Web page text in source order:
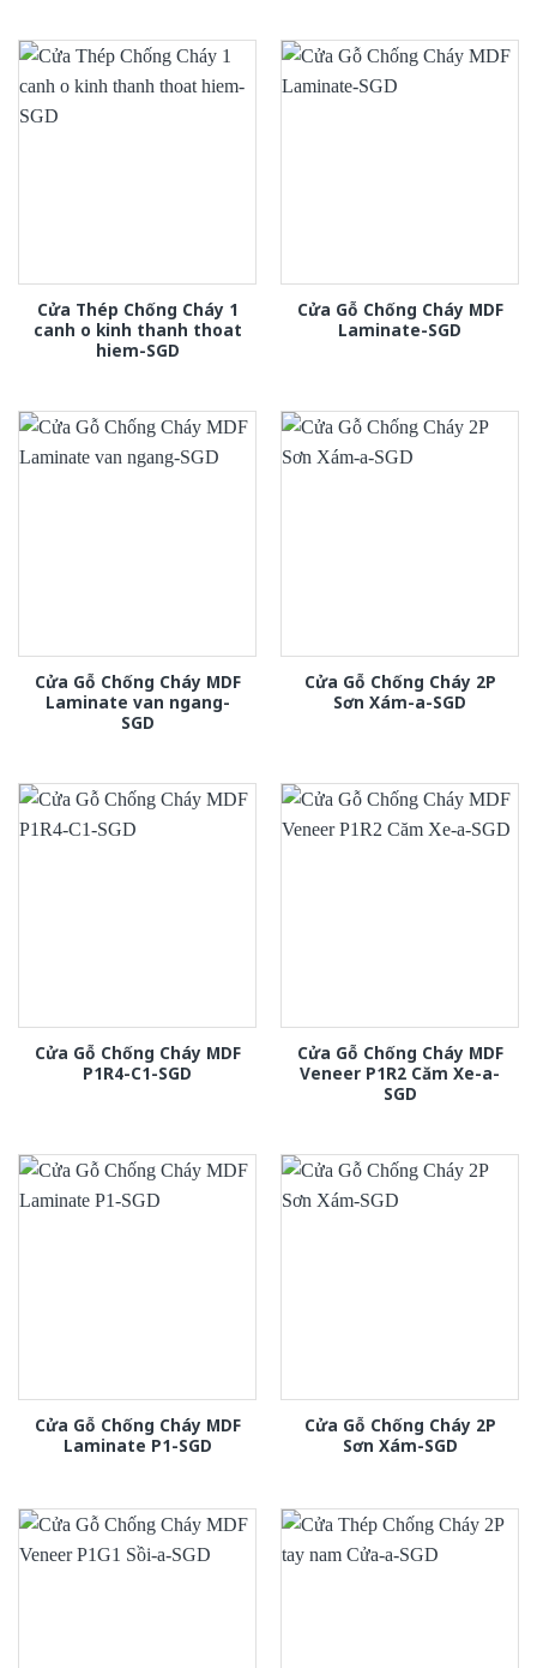
Cửa Thép Chống Cháy 1
canh o kinh thanh thoat
hiem-SGD
Cửa Gỗ Chống Cháy MDF
Laminate-SGD
Cửa Gỗ Chống Cháy MDF
Laminate van ngang-
SGD
Cửa Gỗ Chống Cháy 2P
Sơn Xám-a-SGD
Cửa Gỗ Chống Cháy MDF
P1R4-C1-SGD
Cửa Gỗ Chống Cháy MDF
Veneer P1R2 Căm Xe-a-
SGD
Cửa Gỗ Chống Cháy MDF
Laminate P1-SGD
Cửa Gỗ Chống Cháy 2P
Sơn Xám-SGD